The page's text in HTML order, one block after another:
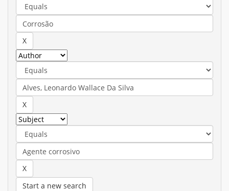
Start a new search